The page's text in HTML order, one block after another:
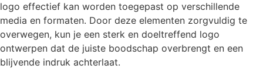
logo effectief kan worden toegepast op verschillende
media en formaten. Door deze elementen zorgvuldig te
overwegen, kun je een sterk en doeltreffend logo
ontwerpen dat de juiste boodschap overbrengt en een
blijvende indruk achterlaat.